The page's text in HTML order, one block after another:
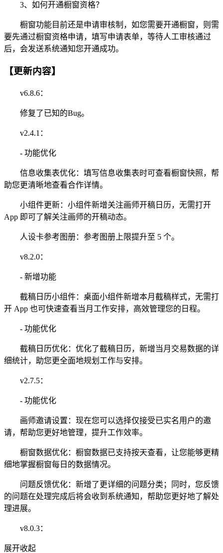
3、如何开通橱窗资格？
橱窗功能目前还是申请审核制，如您需要开通橱窗，则需
要先通过橱窗资格申请，填写申请表单，等待人工审核通过
后，会发送系统通知您开通成功。
【更新内容】
v6.8.6：
修复了已知的Bug。
v2.4.1：
- 功能优化
信息收集表优化：填写信息收集表时可查看橱窗快照，帮
助您更清晰地查看合作详情。
小组件更新：小组件新增关注画师开稿日历，无需打开
App 即可了解关注画师的开稿动态。
人设卡参考图册：参考图册上限提升至 5 个。
v8.2.0：
- 新增功能
截稿日历小组件：桌面小组件新增本月截稿样式，无需打
开 App 也可快速查看当月工作安排，高效管理您的日程。
- 功能优化
截稿日历优化：优化了截稿日历，新增当月交易数据的详
细统计，助您更全面地规划工作与安排。
v2.7.5：
- 功能优化
画师邀请设置：现在您可以选择仅接受已实名用户的邀
请，帮助您更好地管理，提升工作效率。
橱窗数据优化：橱窗数据已支持按天查看，让您能够更精
细地掌握橱窗每日的数据情况。
问题反馈优化：新增了更详细的问题分类；同时，您反馈
的问题在处理完成后将会收到系统通知，帮助您更好地了解处
理进展。
v8.0.3：
展开收起